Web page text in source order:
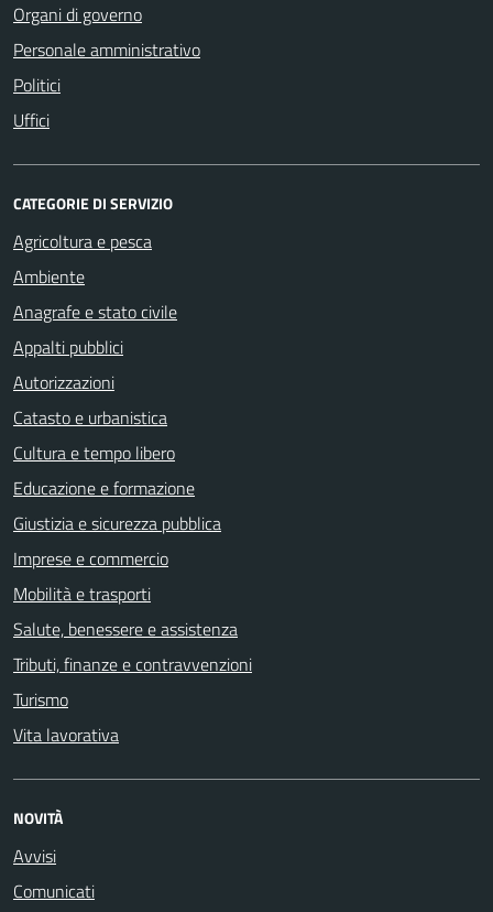
Organi di governo
Personale amministrativo
Politici
Uffici
CATEGORIE DI SERVIZIO
Agricoltura e pesca
Ambiente
Anagrafe e stato civile
Appalti pubblici
Autorizzazioni
Catasto e urbanistica
Cultura e tempo libero
Educazione e formazione
Giustizia e sicurezza pubblica
Imprese e commercio
Mobilità e trasporti
Salute, benessere e assistenza
Tributi, finanze e contravvenzioni
Turismo
Vita lavorativa
NOVITÀ
Avvisi
Comunicati